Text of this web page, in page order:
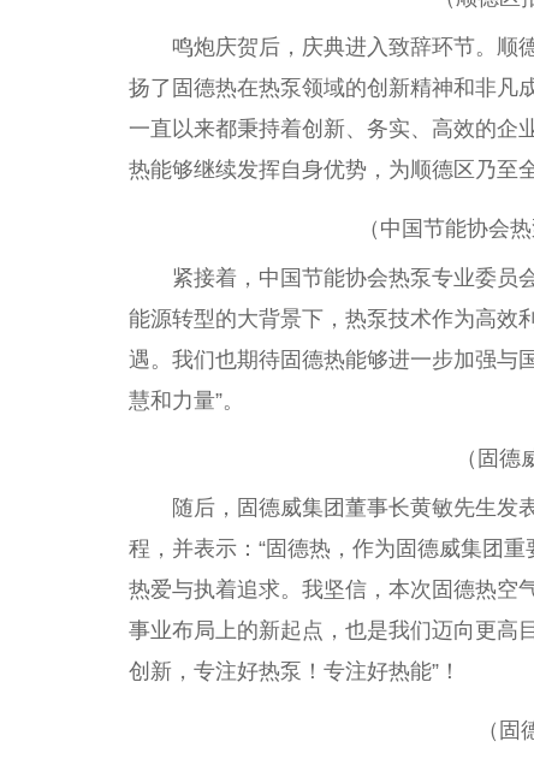
鸣炮庆贺后，庆典进入致辞环节。顺
扬了固德热在热泵领域的创新精神和非凡
一直以来都秉持着创新、务实、高效的企
热能够继续发挥自身优势，为顺德区乃至
（ 中国节能协会
紧接着， 中国节能协会热泵专业委员
能源转型的大背景下，热泵技术作为高效
遇。我们也期待固德热能够进一步加强与
慧和力量”。
（固德
随后，固德威集团董事长黄敏先生发
程，并表示：“固德热，作为固德威集团重
热爱与执着追求。我坚信，本次固德热空
事业布局上的新起点，也是我们迈向更高
创新，专注好热泵！专注好热能”！
（固